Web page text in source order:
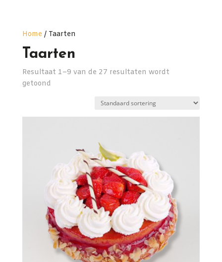
Home / Taarten
Taarten
Resultaat 1–9 van de 27 resultaten wordt
getoond